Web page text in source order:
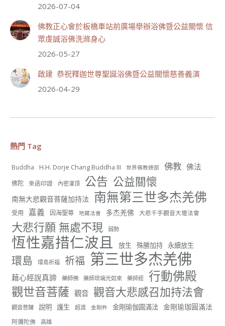
55 28 則留言
July 19, 2026, 1:38 AM
觀看更多
分享
世界佛教正心會
June 22, 2026, 10:11 AM
[世界佛教正心會 新聞報導]
正心會行善列車開向花蓮基隆， 關心榮民、榮眷及遺
孤！
#正心會
#基隆榮服處
#花蓮榮家
2026-07-04
佛教正心會於板橋車站前廣場舉辦浴佛暨公益關懷 信
眾虔誠浴佛洗滌身心
2026-05-27
啟建 恭祝釋迦世尊聖誕浴佛暨公益關懷慈善義演
2026-04-29
熱門 Tag
Buddha H.H. Dorje Chang Buddha III 世界佛教總部 佛教 佛法
佛陀 來函印證 內密灌頂 公告 公益關懷
南無大悲觀音菩薩加持法 南無第三世多杰羌佛
受用 嘉義 因海聖尊 地藏法會 多杰羌佛 大悲千手觀音大壇法會
大悲行願 無處不現 弱勢
恆性嘉措仁波且 放生 殊勝加持 永續放生
環島 環島祈福 祈福 第三世多杰羌佛
藉心經說真諦 藥師佛 藥師琉璃光如來 藥師經 行動佛殿
觀世音菩薩 觀音 觀音大悲感召加持法會
觀音菩薩 說明 護生 超渡 金剛杵 金剛瑜伽圓滿法 金剛瑜珈圓滿法
阿彌陀佛 高雄